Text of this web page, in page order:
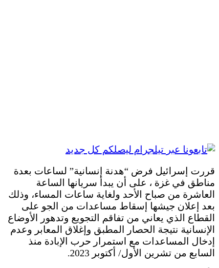
قررت إسرائيل فرض “هدنة إنسانية” لساعات بعدة
مناطق في غزة ، على أن يبدأ سريانها الساعة
العاشرة من صباح الأحد ولغاية ساعات المساء، وذلك
بعد إعلان جيشها إسقاط مساعدات من الجو على
القطاع الذي يعاني من تفاقم التجويع وتدهور الأوضاع
الإنسانية نتيجة الحصار المطبق وإغلاق المعابر وعدم
إدخال المساعدات مع استمرار حرب الإبادة منذ
السابع من تشرين الأول/ أكتوبر 2023.